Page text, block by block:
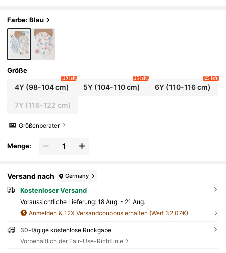
Farbe: Blau
Größe
4Y(98-104 cm)
29 left
5Y (104-110 cm)
25 left
6Y(110-116 cm)
25 left
7Y (116-122 cm)
Größenberater
Menge:
Versand nach Germany
Kostenloser Versand
Voraussichtliche Lieferung: 18 Aug. - 21 Aug.
Anmelden & 12X Versandcoupons erhalten (Wert 32,07€)
30-tägige kostenlose Rückgabe
Vorbehaltlich der Fair-Use-Richtlinie